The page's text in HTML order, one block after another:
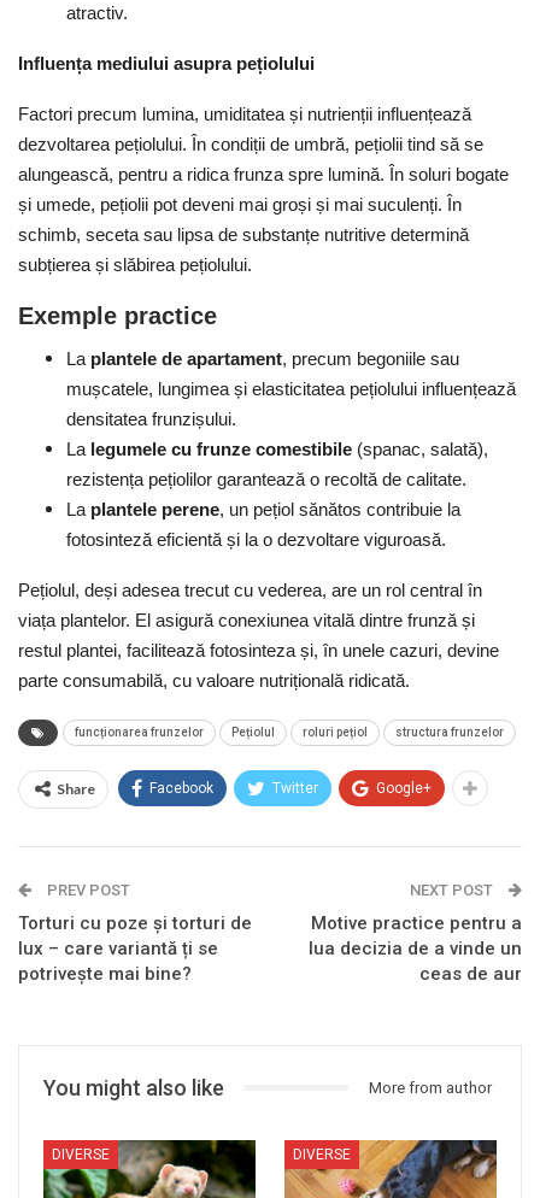
atractiv.
Influența mediului asupra pețiolului
Factori precum lumina, umiditatea și nutrienții influențează
dezvoltarea pețiolului. În condiții de umbră, pețiolii tind să se
alungească, pentru a ridica frunza spre lumină. În soluri bogate
și umede, pețiolii pot deveni mai groși și mai suculenți. În
schimb, seceta sau lipsa de substanțe nutritive determină
subțierea și slăbirea pețiolului.
Exemple practice
La plantele de apartament, precum begoniile sau
mușcatele, lungimea și elasticitatea pețiolului influențează
densitatea frunzișului.
La legumele cu frunze comestibile (spanac, salată),
rezistența pețiolilor garantează o recoltă de calitate.
La plantele perene, un pețiol sănătos contribuie la
fotosinteză eficientă și la o dezvoltare viguroasă.
Pețiolul, deși adesea trecut cu vederea, are un rol central în
viața plantelor. El asigură conexiunea vitală dintre frunză și
restul plantei, facilitează fotosinteza și, în unele cazuri, devine
parte consumabilă, cu valoare nutrițională ridicată.
funcționarea frunzelor Pețiolul roluri pețiol structura frunzelor
Share Facebook Twitter Google+
PREV POST
Torturi cu poze și torturi de
lux – care variantă ți se
potrivește mai bine?
NEXT POST
Motive practice pentru a
lua decizia de a vinde un
ceas de aur
You might also like More from author
DIVERSE DIVERSE